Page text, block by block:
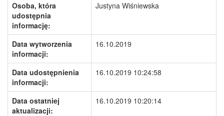
Osoba, która
udostępnia
informację:
Justyna Wiśniewska
Data wytworzenia
informacji:
16.10.2019
Data udostępnienia
informacji:
16.10.2019 10:24:58
Data ostatniej
aktualizacji:
16.10.2019 10:20:14